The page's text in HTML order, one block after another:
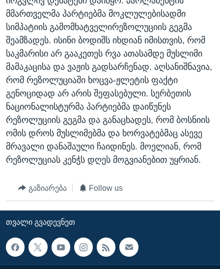
ᲒᲐᲓᲐᲪᲔᲛᲔᲑᲘ
ᲕᲐᲨᲘᲜᲒᲢᲝᲜᲘ ᲓᲦᲔᲡ
ᲮᲔᲓᲕᲐ ᲕᲐᲨᲘᲜᲒᲢᲝᲜᲘᲓᲐᲜ
ᲡᲢᲣᲓᲘᲐ ᲕᲐᲨᲘᲜᲒᲢᲝᲜᲘ
ᲡᲮᲕᲐ ᲡᲘᲐᲮᲚᲔᲔᲑᲘ
ᲞᲝᲚᲘᲢᲘᲙᲐ
ᲔᲙᲝᲜᲝᲛᲘᲙᲐ
ᲯᲐᲜᲛᲠᲗᲔᲚᲝᲑᲐ
ᲛᲔᲪᲜᲘᲔᲠᲔᲑᲐ
ᲘᲜᲢᲔᲠᲕᲘᲣ
ᲙᲣᲚᲢᲣᲠᲐ
ᲒᲐᲚᲘᲚᲔᲝ
ᲓᲔᲖᲘᲜᲤᲝᲠᲛᲐᲪᲘᲐ
ᲠᲣᲡᲔᲗᲘᲡ ᲨᲔᲭᲠᲐ ᲣᲙᲠᲐᲘᲜᲐᲨᲘ
Learning English
ᲗᲕᲐᲚᲘ ᲒᲕᲐᲓᲔᲕᲜᲔᲗ
ენები
მმართველმა პარტიებმა მოკლულებისადმი
სიმპატიის გამომხატველირეზოლუციის გეგმა
შეამზადეს. ისინი ბოდიშს იხდიან იმისთვის, რომ
საკმარისი არ გააკეთეს რვა ათასამდე მუსლიმი
მამაკაცისა და ვაჟის გადსარჩენად. აღსანიშნავია,
რომ რეზოლუციაში ხოცვა-ჟლეტის ფაქტი
გენოციდად არ არის შეფასებული. სერბეთის
ნაციონალისტურმა პარტიებმა დაიწუნეს
რეზოლუციის გეგმა და განაცხადეს, რომ ბოსნიის
ომის დროს მუსლიმებმა და ხორვატებმაც ასევე
მრავალი დანაშაული ჩაიდინეს. მოელიან, რომ
რეზოლუციას კენჭს დღეს მოგვიანებით უყრიან.
გაზიარება Follow us
ᲗᲕᲐᲚᲘ ᲒᲕᲐᲓᲔᲕᲜᲔᲗ